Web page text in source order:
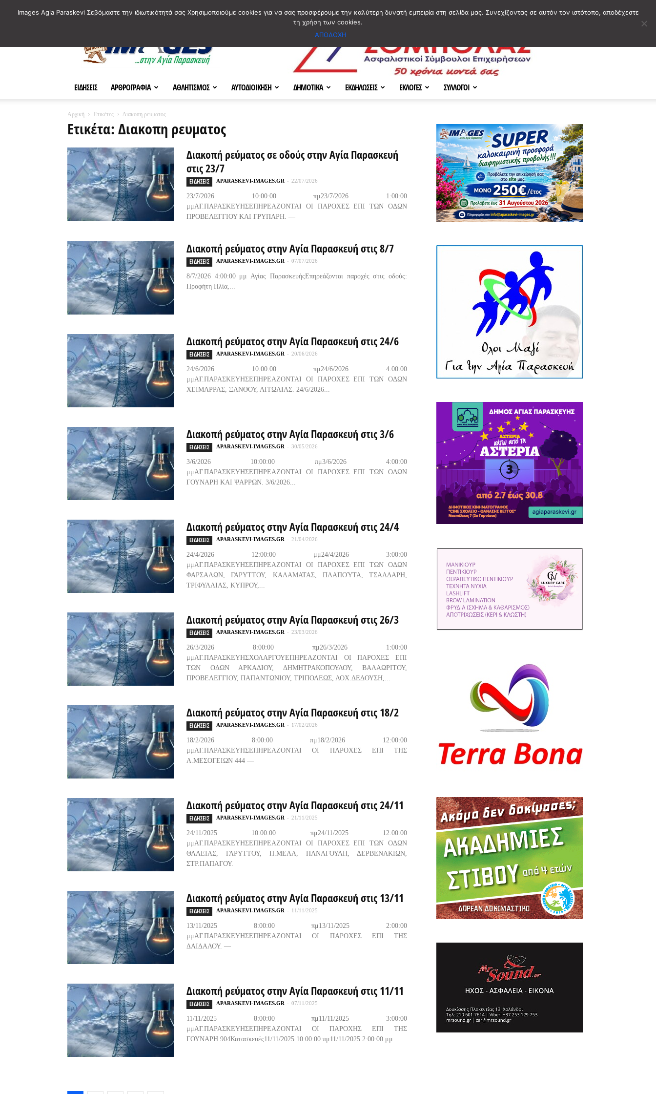
ΕΙΔΗΣΕΙΣ ΑΡΘΡΟΓΡΑΦΙΑ ΑΘΛΗΤΙΣΜΟΣ ΑΥΤΟΔΙΟΙΚΗΣΗ ΔΗΜΟΤΙΚΑ ΕΚΔΗΛΩΣΕΙΣ ΕΚΛΟΓΕΣ ΣΥΛΛΟΓΟΙ
Αρχική Ετικέτες Διακοπη ρευματος
Ετικέτα: Διακοπη ρευματος
Διακοπή ρεύματος σε οδούς στην Αγία Παρασκευή
στις 23/7
ΕΙΔΗΣΕΙΣ APARASKEVI-IMAGES.GR - 22/07/2026
23/7/2026 10:00:00 πμ23/7/2026 1:00:00
μμΑΓ.ΠΑΡΑΣΚΕΥΗΣΕΠΗΡΕΑΖΟΝΤΑΙ ΟΙ ΠΑΡΟΧΕΣ ΕΠΙ ΤΩΝ ΟΔΩΝ
ΠΡΟΒΕΛΕΓΓΙΟΥ ΚΑΙ ΓΡΥΠΑΡΗ. —
Διακοπή ρεύματος στην Αγία Παρασκευή στις 8/7
ΕΙΔΗΣΕΙΣ APARASKEVI-IMAGES.GR - 07/07/2026
8/7/2026 4:00:00 μμ Αγίας ΠαρασκευήςΕπηρεάζονται παροχές στις οδούς:
Προφήτη Ηλία,...
Διακοπή ρεύματος στην Αγία Παρασκευή στις 24/6
ΕΙΔΗΣΕΙΣ APARASKEVI-IMAGES.GR - 20/06/2026
24/6/2026 10:00:00 πμ24/6/2026 4:00:00
μμΑΓ.ΠΑΡΑΣΚΕΥΗΣΕΠΗΡΕΑΖΟΝΤΑΙ ΟΙ ΠΑΡΟΧΕΣ ΕΠΙ ΤΩΝ ΟΔΩΝ
ΧΕΙΜΑΡΡΑΣ, ΞΑΝΘΟΥ, ΑΙΤΩΛΙΑΣ. 24/6/2026...
Διακοπή ρεύματος στην Αγία Παρασκευή στις 3/6
ΕΙΔΗΣΕΙΣ APARASKEVI-IMAGES.GR - 30/05/2026
3/6/2026 10:00:00 πμ3/6/2026 4:00:00
μμΑΓ.ΠΑΡΑΣΚΕΥΗΣΕΠΗΡΕΑΖΟΝΤΑΙ ΟΙ ΠΑΡΟΧΕΣ ΕΠΙ ΤΩΝ ΟΔΩΝ
ΓΟΥΝΑΡΗ ΚΑΙ ΨΑΡΡΩΝ. 3/6/2026...
Διακοπή ρεύματος στην Αγία Παρασκευή στις 24/4
ΕΙΔΗΣΕΙΣ APARASKEVI-IMAGES.GR - 21/04/2026
24/4/2026 12:00:00 μμ24/4/2026 3:00:00
μμΑΓ.ΠΑΡΑΣΚΕΥΗΣΕΠΗΡΕΑΖΟΝΤΑΙ ΟΙ ΠΑΡΟΧΕΣ ΕΠΙ ΤΩΝ ΟΔΩΝ
ΦΑΡΣΑΛΩΝ, ΓΑΡΥΤΤΟΥ, ΚΑΛΑΜΑΤΑΣ, ΠΛΑΠΟΎΤΑ, ΤΣΑΛΔΑΡΗ,
ΤΡΙΦΥΛΛΙΑΣ, ΚΥΠΡΟΥ,...
Διακοπή ρεύματος στην Αγία Παρασκευή στις 26/3
ΕΙΔΗΣΕΙΣ APARASKEVI-IMAGES.GR - 23/03/2026
26/3/2026 8:00:00 πμ26/3/2026 1:00:00
μμΑΓ.ΠΑΡΑΣΚΕΥΗΣΧΟΛΑΡΓΟΥΕΠΗΡΕΑΖΟΝΤΑΙ ΟΙ ΠΑΡΟΧΕΣ ΕΠΙ
ΤΩΝ ΟΔΩΝ ΑΡΚΑΔΙΟΥ, ΔΗΜΗΤΡΑΚΟΠΟΥΛΟΥ, ΒΑΛΑΩΡΙΤΟΥ,
ΠΡΟΒΕΛΕΓΓΙΟΥ, ΠΑΠΑΝΤΩΝΙΟΥ, ΤΡΙΠΟΛΕΩΣ, ΛΟΧ.ΔΕΔΟΥΣΗ,...
Διακοπή ρεύματος στην Αγία Παρασκευή στις 18/2
ΕΙΔΗΣΕΙΣ APARASKEVI-IMAGES.GR - 17/02/2026
18/2/2026 8:00:00 πμ18/2/2026 12:00:00
μμΑΓ.ΠΑΡΑΣΚΕΥΗΣΕΠΗΡΕΑΖΟΝΤΑΙ ΟΙ ΠΑΡΟΧΕΣ ΕΠΙ ΤΗΣ
Λ.ΜΕΣΟΓΕΙΩΝ 444 —
Διακοπή ρεύματος στην Αγία Παρασκευή στις 24/11
ΕΙΔΗΣΕΙΣ APARASKEVI-IMAGES.GR - 21/11/2025
24/11/2025 10:00:00 πμ24/11/2025 12:00:00
μμΑΓ.ΠΑΡΑΣΚΕΥΗΣΕΠΗΡΕΑΖΟΝΤΑΙ ΟΙ ΠΑΡΟΧΕΣ ΕΠΙ ΤΩΝ ΟΔΩΝ
ΘΑΛΕΙΑΣ, ΓΑΡΥΤΤΟΥ, Π.ΜΕΛΑ, ΠΑΝΑΓΟΥΛΗ, ΔΕΡΒΕΝΑΚΙΩΝ,
ΣΤΡ.ΠΑΠΑΓΟΥ.
Διακοπή ρεύματος στην Αγία Παρασκευή στις 13/11
ΕΙΔΗΣΕΙΣ APARASKEVI-IMAGES.GR - 11/11/2025
13/11/2025 8:00:00 πμ13/11/2025 2:00:00
μμΑΓ.ΠΑΡΑΣΚΕΥΗΣΕΠΗΡΕΑΖΟΝΤΑΙ ΟΙ ΠΑΡΟΧΕΣ ΕΠΙ ΤΗΣ
ΔΑΙΔΑΛΟΥ. —
Διακοπή ρεύματος στην Αγία Παρασκευή στις 11/11
ΕΙΔΗΣΕΙΣ APARASKEVI-IMAGES.GR - 07/11/2025
11/11/2025 8:00:00 πμ11/11/2025 3:00:00
μμΑΓ.ΠΑΡΑΣΚΕΥΗΣΕΠΗΡΕΑΖΟΝΤΑΙ ΟΙ ΠΑΡΟΧΗΣ ΕΠΙ ΤΗΣ
ΓΟΥΝΑΡΗ.904Κατασκευές11/11/2025 10:00:00 πμ11/11/2025 2:00:00 μμ
Images Agia Paraskevi Σεβόμαστε την ιδιωτικότητά σας Χρησιμοποιούμε cookies για να σας προσφέρουμε την καλύτερη δυνατή εμπειρία στη σελίδα μας. Συνεχίζοντας σε αυτόν τον ιστότοπο, αποδέχεστε
τη χρήση των cookies.
ΑΠΟΔΟΧΗ